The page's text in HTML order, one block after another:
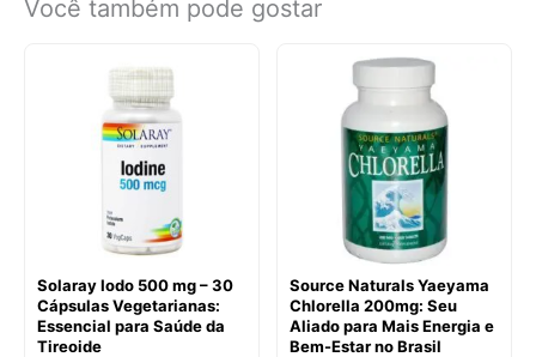
Você também pode gostar
Solaray Iodo 500 mg – 30
Cápsulas Vegetarianas:
Essencial para Saúde da
Tireoide
Source Naturals Yaeyama
Chlorella 200mg: Seu
Aliado para Mais Energia e
Bem-Estar no Brasil